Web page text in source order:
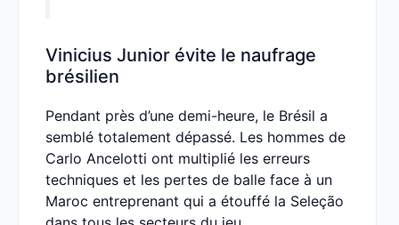
Vinicius Junior évite le naufrage
brésilien
Pendant près d’une demi-heure, le Brésil a
semblé totalement dépassé. Les hommes de
Carlo Ancelotti ont multiplié les erreurs
techniques et les pertes de balle face à un
Maroc entreprenant qui a étouffé la Seleção